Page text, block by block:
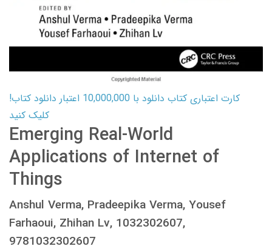
کارت اعتباری کتاب دانلود با 10,000,000 اعتبار دانلود کتاب!
کلیک کنید
Emerging Real-World
Applications of Internet of
Things
Anshul Verma, Pradeepika Verma, Yousef
Farhaoui, Zhihan Lv, 1032302607,
9781032302607